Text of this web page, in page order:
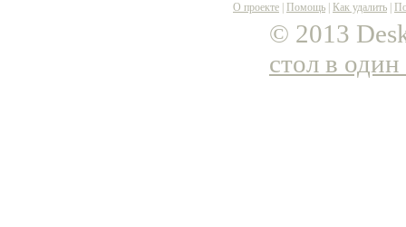
О проекте Помощь Как удалить
© 2013
стол в